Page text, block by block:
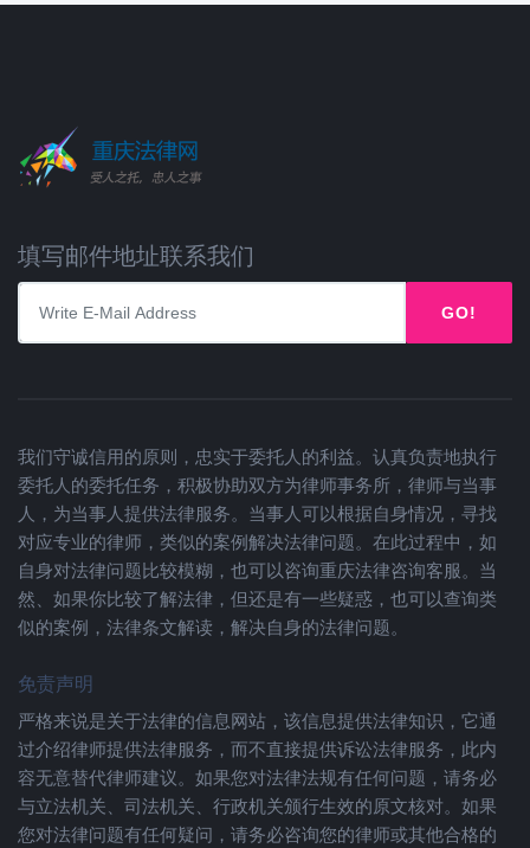
填写邮件地址联系我们
GO!
我们守诚信用的原则，忠实于委托人的利益。认真负责地执行
委托人的委托任务，积极协助双方为律师事务所，律师与当事
人，为当事人提供法律服务。当事人可以根据自身情况，寻找
对应专业的律师，类似的案例解决法律问题。在此过程中，如
自身对法律问题比较模糊，也可以咨询重庆法律咨询客服。当
然、如果你比较了解法律，但还是有一些疑惑，也可以查询类
似的案例，法律条文解读，解决自身的法律问题。
免责声明
严格来说是关于法律的信息网站，该信息提供法律知识，它通
过介绍律师提供法律服务，而不直接提供诉讼法律服务，此内
容无意替代律师建议。如果您对法律法规有任何问题，请务必
与立法机关、司法机关、行政机关颁行生效的原文核对。如果
您对法律问题有任何疑问，请务必咨询您的律师或其他合格的